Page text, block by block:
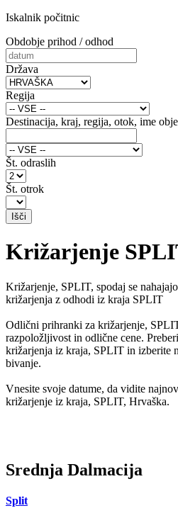
Iskalnik počitnic
Obdobje prihod / odhod
Država
Regija
Destinacija, kraj, regija, otok, ime
Št. odraslih
Št. otrok
Križarjenje
Križarjenje, SPLIT, spodaj se
križarjenja z odhodi iz kraja SPLIT
Odlični prihranki za križarjenje,
razpoložljivost in odlične cene.
križarjenja iz kraja, SPLIT in izberite
bivanje.
Vnesite svoje datume, da vidite
križarjenje iz kraja, SPLIT, Hrvaška.
Srednja Dalmacija
Split